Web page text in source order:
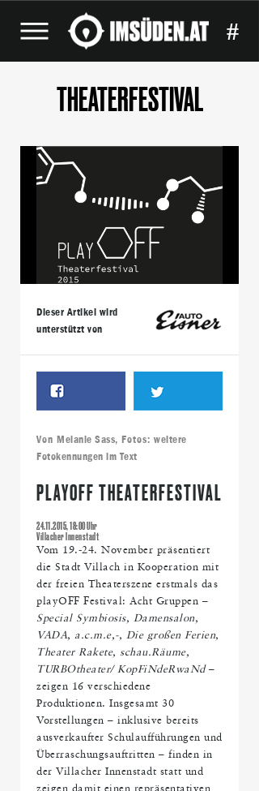
#
THEATERFESTIVAL
Dieser Artikel wird
unterstützt von
Von Melanie Sass, Fotos: weitere
Fotokennungen im Text
PLAYOFF THEATERFESTIVAL
24.11.2015, 18:00 Uhr
Villacher Innenstadt
Vom 19.-24. November präsentiert
die Stadt Villach in Kooperation mit
der freien Theaterszene erstmals das
playOFF Festival: Acht Gruppen –
Special Symbiosis, Damensalon,
VADA, a.c.m.e,-, Die großen Ferien,
Theater Rakete, schau.Räume,
TURBOtheater/ KopFiNdeRwaNd–
zeigen 16 verschiedene
Produktionen. Insgesamt 30
Vorstellungen – inklusive bereits
ausverkaufter Schulaufführungen und
Überraschungsauftritten – finden in
der Villacher Innenstadt statt und